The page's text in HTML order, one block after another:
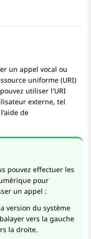
un appel vocal ou
uniforme (URI)
utiliser l'URI
externe, tel
de
pouvez effectuer les
pour
un appel :
version du système
vers la gauche
la droite.